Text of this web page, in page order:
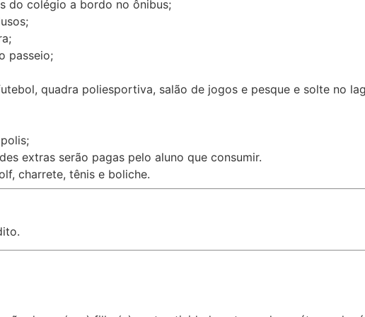
do colégio a bordo no ônibus;
passeio;
quadra poliesportiva, salão de jogos e pesque e solte no
extras serão pagas pelo aluno que consumir.
charrete, tênis e boliche.